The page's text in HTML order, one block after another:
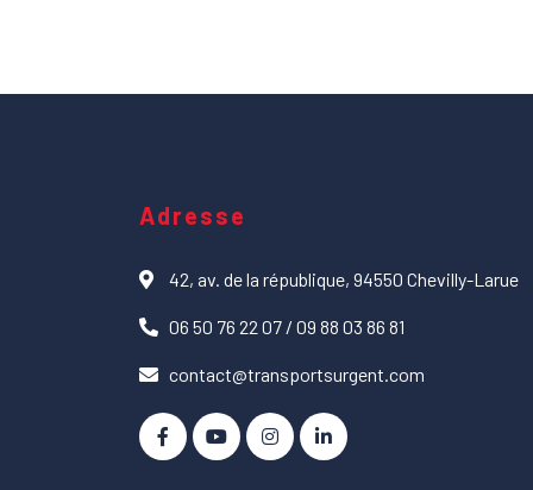
Adresse
42, av. de la république, 94550 Chevilly-Larue
06 50 76 22 07 / 09 88 03 86 81
contact@transportsurgent.com